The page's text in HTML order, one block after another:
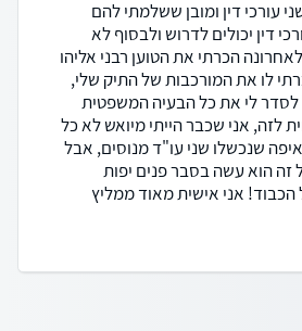
עורכי דין ומובן ששלמתי להם
דין יכולים לדרוש ולבסוף לא
הכרתי את הטוען רבני אליהו
לו את המורכבות של התיק שלי,
לסדר לי את כל הבעיה המשפטית
לזה, אני שכבר הייתי מיואש לא כל
שנכשלו שני עו"ד מנוסים, אבל
זה הוא עשה בסבר פנים יפות
הכבוד! אני אישית מאוד ממליץ